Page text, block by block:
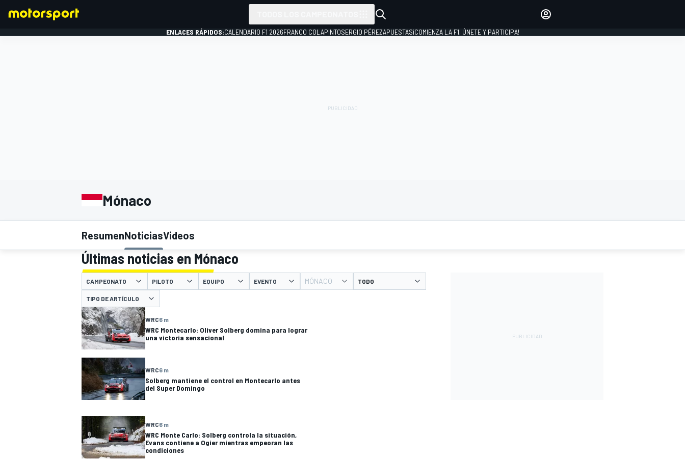
MOTOGP
INICIAR SESIÓN
ENLACES RÁPIDOS:CALENDARIO F1 2026FRANCO COLAPINTOSERGIO PÉREZAPUESTAS¡COMIENZA LA F1, ÚNETE Y PARTICIPA!
Mónaco
ResumenNoticiasVideos
Últimas noticias en Mónaco
CAMPEONATO PILOTO EQUIPO EVENTO MÓNACO
TIPO DE ARTÍCULO
WRC6 m
WRC Montecarlo: Oliver Solberg domina para lograr
una victoria sensacional
WRC6 m
Solberg mantiene el control en Montecarlo antes
del Super Domingo
WRC6 m
WRC Monte Carlo: Solberg controla la situación,
Evans contiene a Ogier mientras empeoran las
condiciones